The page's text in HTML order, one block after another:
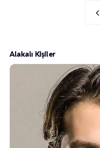
Alakalı Kişiler